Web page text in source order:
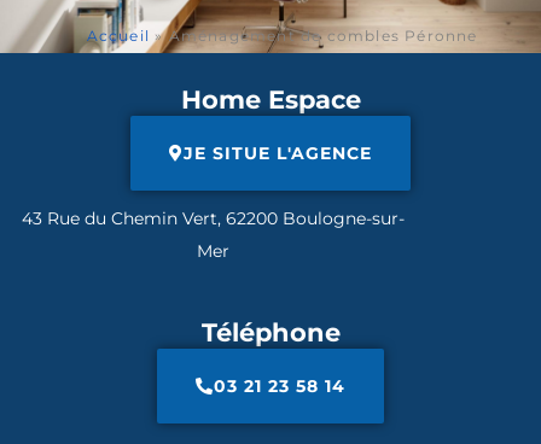
Accueil »Aménagement de combles Péronne
Home Espace
JE SITUE L'AGENCE
43 Rue du Chemin Vert, 62200 Boulogne-sur-
Mer
Téléphone
03 21 23 58 14